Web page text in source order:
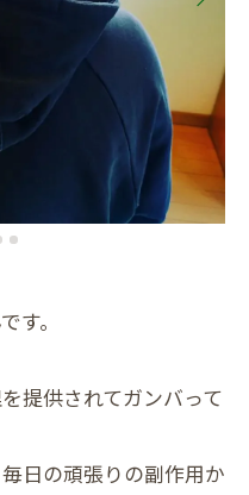
す。
提供されてガンバって
日の頑張りの副作用か